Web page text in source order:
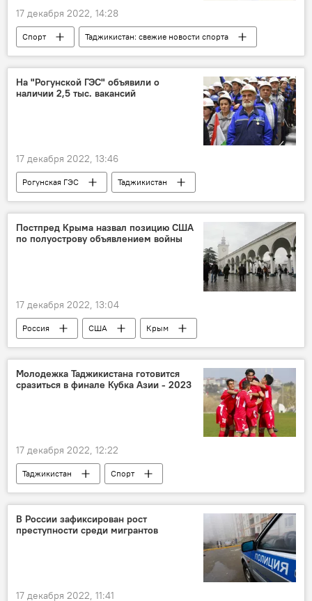
17 декабря 2022, 14:28
Спорт
Таджикистан: свежие новости спорта
Таджикистан
Санкт-Петербург
На "Рогунской ГЭС" объявили о
наличии 2,5 тыс. вакансий
17 декабря 2022, 13:46
Рогунская ГЭС
Таджикистан
работа
Рогун Энергетика
Постпред Крыма назвал позицию США
по полуострову объявлением войны
17 декабря 2022, 13:04
Россия США
Крым
Политика
Молодежка Таджикистана готовится
сразиться в финале Кубка Азии - 2023
17 декабря 2022, 12:22
Таджикистан
Спорт
Таджикистан: свежие новости спорта
футбол
В России зафиксирован рост
преступности среди мигрантов
17 декабря 2022, 11:41